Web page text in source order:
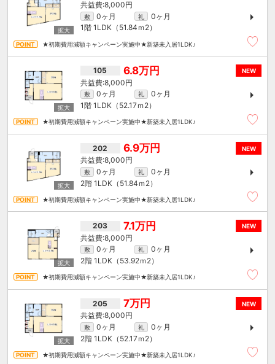
8,000円
敷 0ヶ月 礼
0ヶ月
1階 1LDK（51.84ｍ 2）
★初期費用減額キャンペーン実施中★新築未入居1LDK♪
NEW
105 6.8万円
8,000円
敷 0ヶ月 礼
0ヶ月
1階 1LDK（52.17ｍ 2）
★初期費用減額キャンペーン実施中★新築未入居1LDK♪
NEW
202 6.9万円
8,000円
敷 0ヶ月 礼
0ヶ月
2階 1LDK（51.84ｍ 2）
★初期費用減額キャンペーン実施中★新築未入居1LDK♪
NEW
203 7.1万円
8,000円
敷 0ヶ月 礼
0ヶ月
2階 1LDK（53.92ｍ 2）
★初期費用減額キャンペーン実施中★新築未入居1LDK♪
NEW
205 7万円
8,000円
敷 0ヶ月 礼
0ヶ月
2階 1LDK（52.17ｍ 2）
★初期費用減額キャンペーン実施中★新築未入居1LDK♪